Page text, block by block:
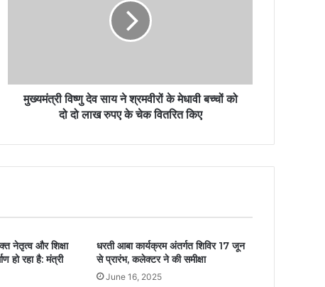
मुख्यमंत्री विष्णु देव साय ने श्रमवीरों के मेधावी बच्चों को
दो दो लाख रुपए के चेक वितरित किए
नेतृत्व और शिक्षा
हो रहा है: मंत्री
धरती आबा कार्यक्रम अंतर्गत शिविर 17 जून
से प्रारंभ, कलेक्टर ने की समीक्षा
June 16, 2025